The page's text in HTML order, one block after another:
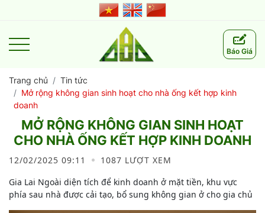
Báo Giá
Trang chủ
Tin tức
Mở rộng không gian sinh hoạt cho nhà ống kết hợp kinh
doanh
MỞ RỘNG KHÔNG GIAN SINH HOẠT
CHO NHÀ ỐNG KẾT HỢP KINH DOANH
12/02/2025 09:11
1087 LƯỢT XEM
Gia Lai Ngoài diện tích để kinh doanh ở mặt tiền, khu vực
phía sau nhà được cải tạo, bổ sung không gian ở cho gia chủ